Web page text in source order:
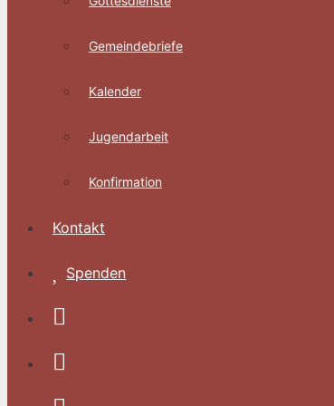
Gemeindebriefe
Kalender
Jugendarbeit
Konfirmation
Kontakt
Spenden